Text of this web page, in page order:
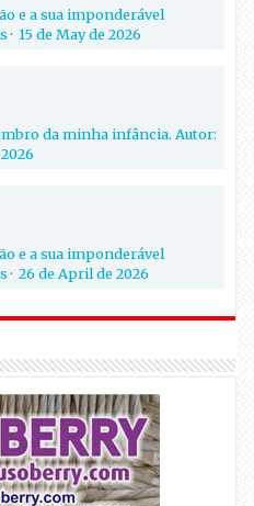
e a sua imponderável
·15 de May de 2026
da minha infância. Autor:
e a sua imponderável
·26 de April de 2026